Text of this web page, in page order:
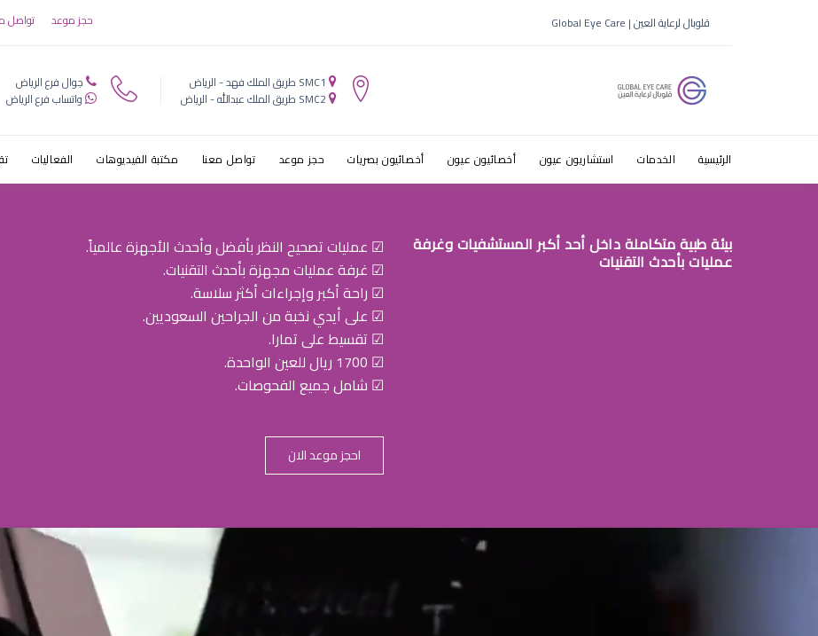
LLMS.TXT
قلوبال لرعاية العين | Global Eye Care حجز موعد تواصل
SMC1 طريق الملك فهد - الرياض
SMC2 طريق الملك عبدالله - الرياض
جوال فرع الرياض
واتساب فرع الرياض
الرئيسية الخدمات استشاريون عيون أخصائيون عيون أخصائيون بصريات حجز موعد تواصل معنا مكتبة الفيديوهات الفعاليات
بيئة طبية متكاملة داخل أحد أكبر المستشفيات وغرفة
عمليات بأحدث التقنيات
☑ عمليات تصحيح النظر بأفضل وأحدث الأجهزة عالمياً.
☑ غرفة عمليات مجهزة بأحدث التقنيات.
☑ راحة أكبر وإجراءات أكثر سلاسة.
☑ على أيدي نخبة من الجراحين السعوديين.
☑ تقسيط على تمارا.
☑ 1700 ريال للعين الواحدة.
☑ شامل جميع الفحوصات.
احجز موعد الان